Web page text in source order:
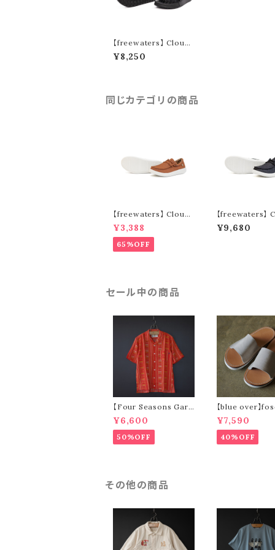
【freewaters】 Cloud9
Explorer (black)
¥8,250
同じカテゴリの商品
【freewaters】 Cloud9
Venture - Lace Up
(brown)
¥3,388
65%OFF
【freewaters】
Venture - Lace
(black)
¥9,680
セール中の商品
【Four Seasons Gara
ge】ladder stripe op
en collar s/s shirt (o
range)
¥6,600
50%OFF
【blue over】
elour)
¥7,590
40%OFF
その他の商品